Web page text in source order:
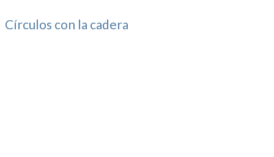
Círculos con la cadera